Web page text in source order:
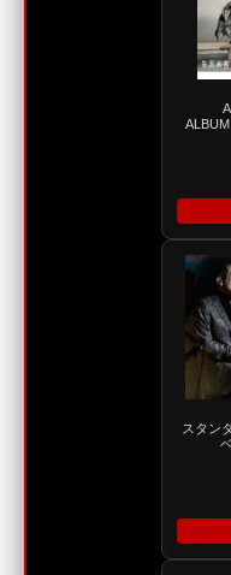
スタン